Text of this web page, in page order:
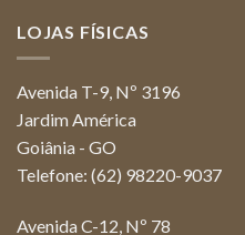
LOJAS FÍSICAS
Avenida T-9, Nº 3196
Jardim América
Goiânia - GO
Telefone: (62) 98220-9037
Avenida C-12, Nº 78